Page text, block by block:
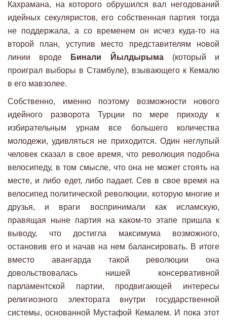
Кахрамана, на которого обрушился вал негодований
идейных секуляристов, его собственная партия тогда
не поддержала, а со временем он исчез куда-то на
второй план, уступив место представителям новой
линии вроде
Бинали Йылдырыма(который и
проиграл выборы в Стамбуле), взывающего к Кемалю
в его мавзолее.
Собственно, именно поэтому возможности нового
идейного разворота Турции по мере приходу к
избирательным урнам все большего количества
молодежи, удивляться не приходится. Один неглупый
человек сказал в свое время, что революция подобна
велосипеду, в том смысле, что она не может стоять на
месте, и либо едет, либо падает. Сев в свое время на
велосипед политической революции, которую многие и
друзья, и враги воспринимали как исламскую,
правящая ныне партия на каком-то этапе пришла к
выводу, что достигла максимума возможного,
остановив его и начав на нем балансировать. В итоге
вместо авангарда такой революции она
довольствовалась нишей консервативной
парламентской партии, продвигающей интересы
религиозного электората внутри государственной
системы, основанной Мустафой Кемалем. И пока этот